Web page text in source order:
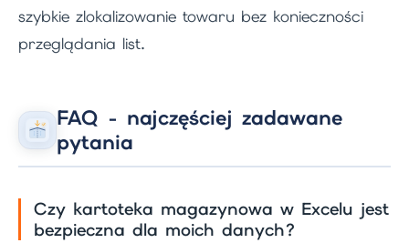
szybkie zlokalizowanie towaru bez konieczności
przeglądania list.
FAQ - najczęściej zadawane
pytania
Czy kartoteka magazynowa w Excelu jest
bezpieczna dla moich danych?